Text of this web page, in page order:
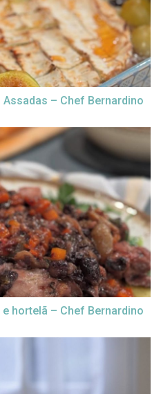
– Chef Bernardino
hortelã – Chef Bernardino